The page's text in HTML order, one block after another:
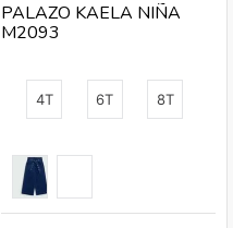
4T 6T 8T
PALAZO KAELA NIÑA
M2093